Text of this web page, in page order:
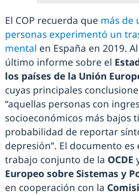
El COP recuerda que más de
personas experimentó un
mental en España en 2019.
último informe sobre el
los países de la Unión
cuyas principales
“aquellas personas con
socioeconómicos más bajos
probabilidad de reportar
depresión”. El documento
trabajo conjunto de la OCDE
Europeo sobre Sistemas y
en cooperación con la